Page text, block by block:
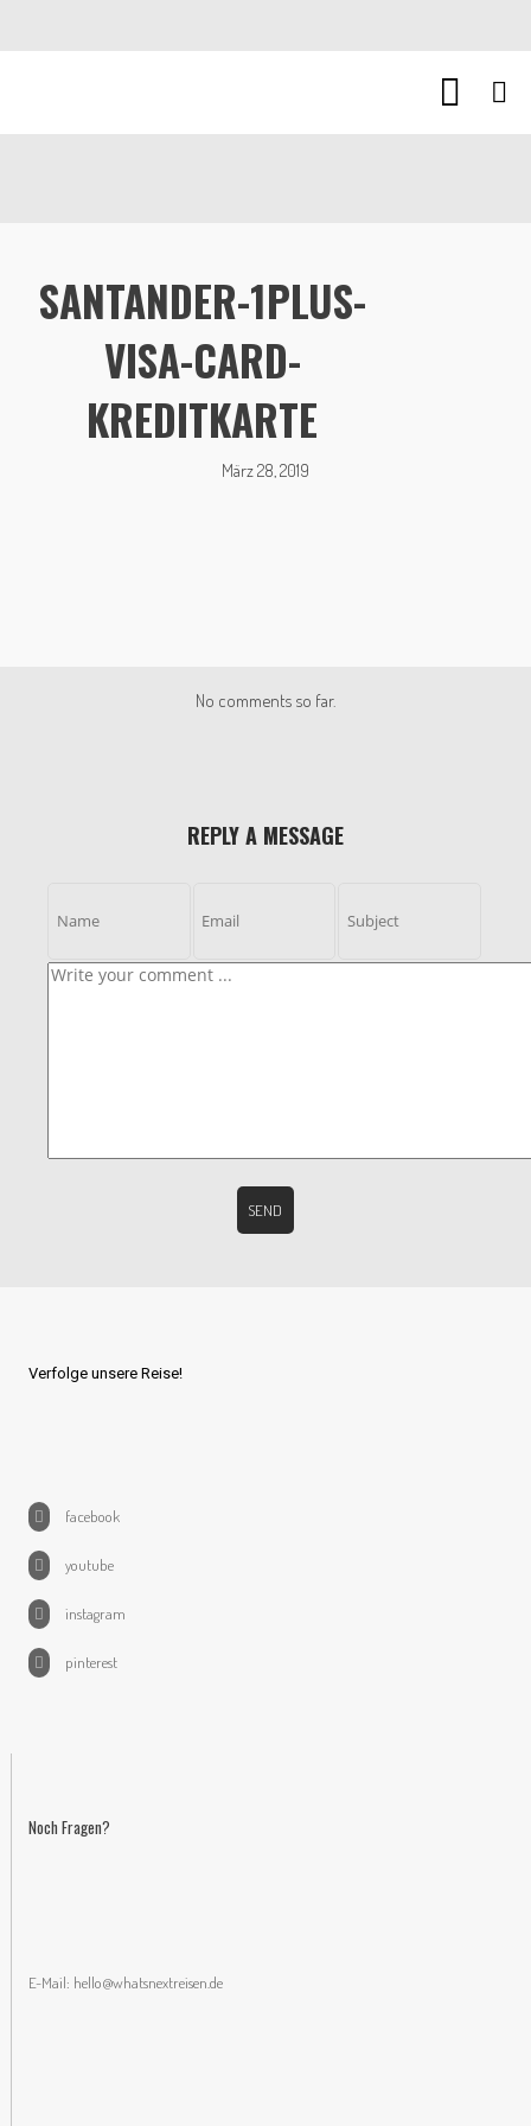
SANTANDER-1PLUS-
VISA-CARD-
KREDITKARTE
März 28, 2019
No comments so far.
REPLY A MESSAGE
Verfolge unsere Reise!
facebook
youtube
instagram
pinterest
Noch Fragen?
E-Mail: hello@whatsnextreisen.de